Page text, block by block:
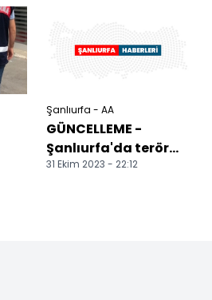
Şanlıurfa - AA
GÜNCELLEME -
Şanlıurfa'da terör
operasyonlarında
31 Ekim 2023 - 22:12